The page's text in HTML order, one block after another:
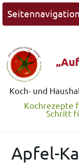
Seitennavigation
Koch- und
Kochrezepte
Schritt
Apfel-